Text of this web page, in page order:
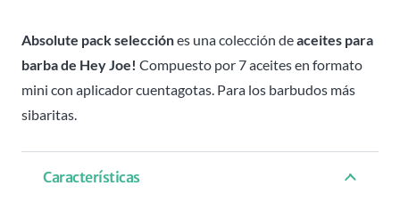
Absolute pack selecciónes una colección deaceites para
barba de Hey Joe! Compuesto por 7 aceites en formato
mini con aplicador cuentagotas. Para los barbudos más
sibaritas.
Características